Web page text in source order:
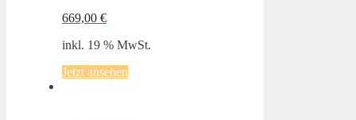
669,00 €
inkl. 19 % MwSt.
Jetzt ansehen